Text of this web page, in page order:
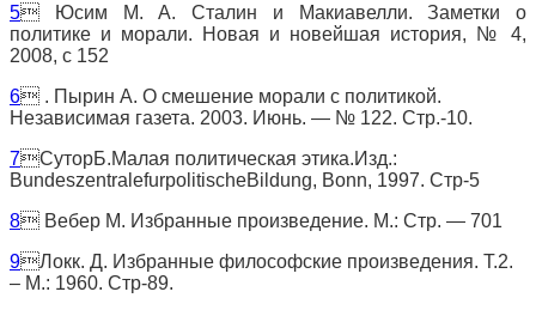
5 Юсим М. А. Сталин и Макиавелли. Заметки о
политике и морали. Новая и новейшая история, № 4,
2008, с 152
6 . Пырин А. О смешение морали с политикой.
Независимая газета. 2003. Июнь. — № 122. Стр.-10.
7CуторБ.Малая политическая этика.Изд.:
BundeszentralefurpolitischeBildung, Bonn, 1997. Стр-5
8 Вебер М. Избранные произведение. М.: Стр. — 701
9Локк. Д. Избранные философские произведения. Т.2.
– М.: 1960. Стр-89.